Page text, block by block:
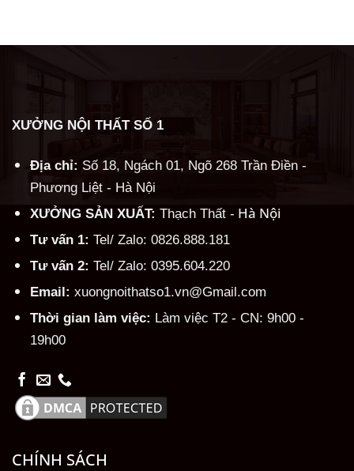
XƯỞNG NỘI THẤT SỐ 1
Địa chỉ: Số 18, Ngách 01, Ngõ 268 Trần Điền -
Phương Liệt - Hà Nội
XƯỞNG SẢN XUẤT: Thạch Thất - Hà Nội
Tư vấn 1: Tel/ Zalo: 0826.888.181
Tư vấn 2: Tel/ Zalo: 0395.604.220
Email: xuongnoithatso1.vn@Gmail.com
Thời gian làm việc: Làm việc T2 - CN: 9h00 -
19h00
CHÍNH SÁCH